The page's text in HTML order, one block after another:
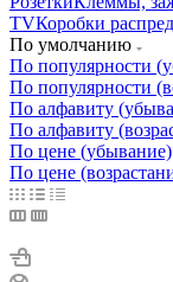
TVКоробки
По умолчанию
По популярности
По популярности
По алфавиту
По алфавиту
По цене (убывание)
По цене